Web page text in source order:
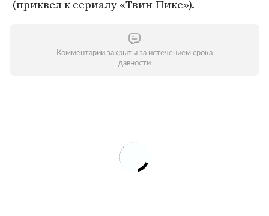
(приквел к сериалу «Твин Пикс»).
Комментарии закрыты за истечением срока
давности